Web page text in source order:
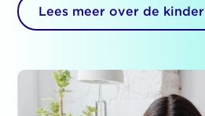
Lees meer over de